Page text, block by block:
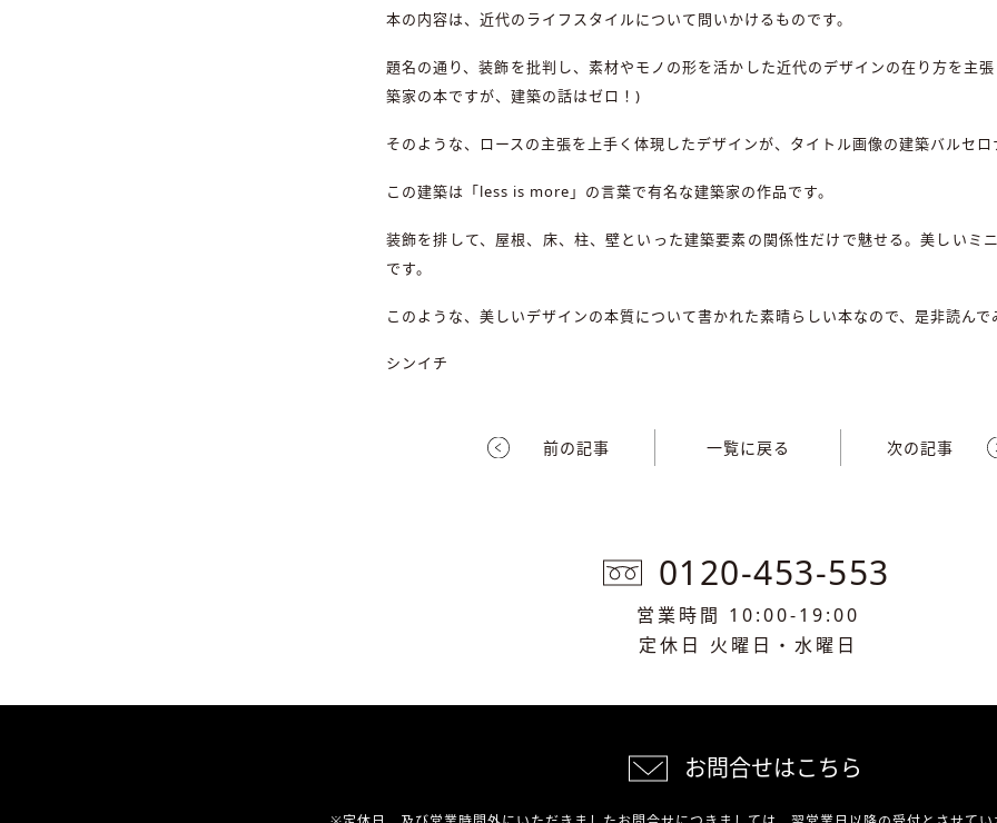
本の内容は、近代のライフスタイルについて問いかけるものです。
題名の通り、装飾を批判し、素材やモノの形を活かした近代のデザインの在り方を主
築家の本ですが、建築の話はゼロ！)
そのような、ロースの主張を上手く体現したデザインが、タイトル画像の建築バルセロ
この建築は「less is more」の言葉で有名な建築家の作品です。
装飾を排して、屋根、床、柱、壁といった建築要素の関係性だけで魅せる。美しいミ
です。
このような、美しいデザインの本質について書かれた素晴らしい本なので、是非読んで
シンイチ
前の記事 一覧に戻る 次の記事
0120-453-553
営業時間 10:00-19:00
定休日 火曜日・水曜日
お問合せはこちら